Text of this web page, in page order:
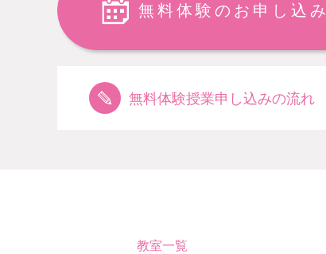
無料体験のお申し込み
無料体験授業申し込みの流れ
教室一覧